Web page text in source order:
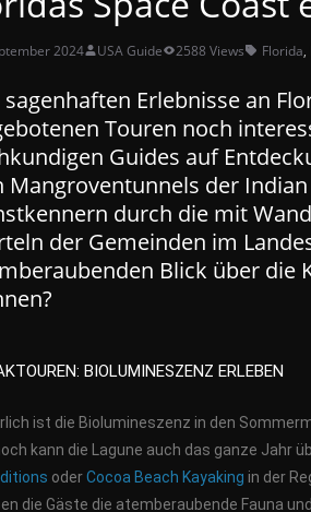
2024 USA Guide 2588 Views Florida,
sagenhaften Erlebnisse an
Touren noch
Guides auf
Mangroventunnels der
durch die mit
der Gemeinden im
Blick über die
BIOLUMINESZENZ ERLEBEN
ist die Biolumineszenz in den
kann die Lagune auch das ganze Jahr
oderCocoa Beach Kayaking in der
die Gäste die atemberaubende Fauna